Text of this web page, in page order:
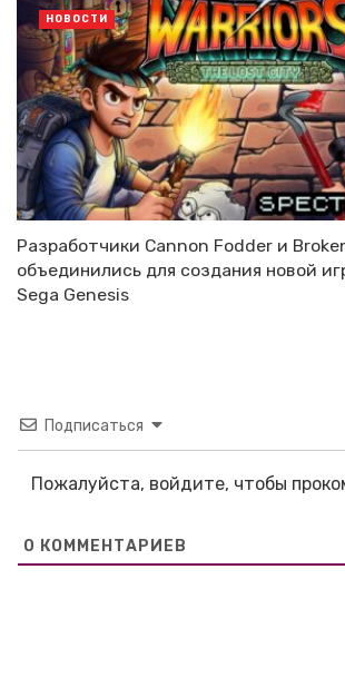
Разработчики Cannon Fodder и
объединились для создания новой
Sega Genesis
НОВОСТИ
Подписаться
Пожалуйста, войдите, чтобы
0 КОММЕНТАРИЕВ